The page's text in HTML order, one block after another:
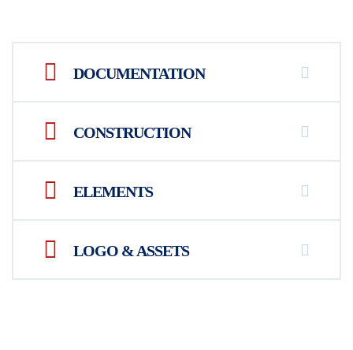
DOCUMENTATION
CONSTRUCTION
ELEMENTS
LOGO & ASSETS